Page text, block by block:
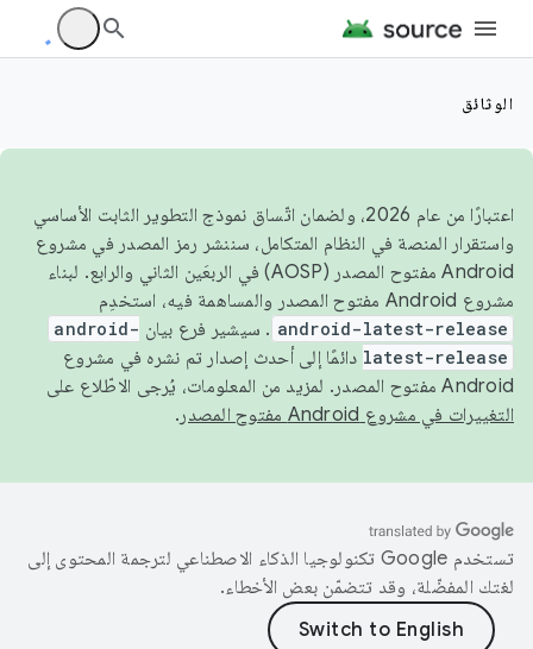
الوثائق
اعتبارًا من عام 2026، ولضمان اتّساق نموذج التطوير الثابت الأساسي
واستقرار المنصة في النظام المتكامل، سننشر رمز المصدر في مشروع
Android مفتوح المصدر (AOSP) في الربعَين الثاني والرابع. لبناء
مشروع Android مفتوح المصدر والمساهمة فيه، استخدِم
android-latest-release . سيشير فرع بيان android-
latest-release دائمًا إلى أحدث إصدار تم نشره في مشروع
Android مفتوح المصدر. لمزيد من المعلومات، يُرجى الاطّلاع على
التغييرات في مشروع Android مفتوح المصدر
.
تستخدم Google تكنولوجيا الذكاء الاصطناعي لترجمة المحتوى إلى
لغتك المفضّلة، وقد تتضمّن بعض الأخطاء.